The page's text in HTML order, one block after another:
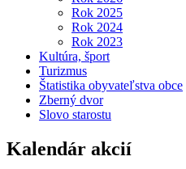
Rok 2025
Rok 2024
Rok 2023
Kultúra, šport
Turizmus
Štatistika obyvateľstva obce
Zberný dvor
Slovo starostu
Kalendár akcií